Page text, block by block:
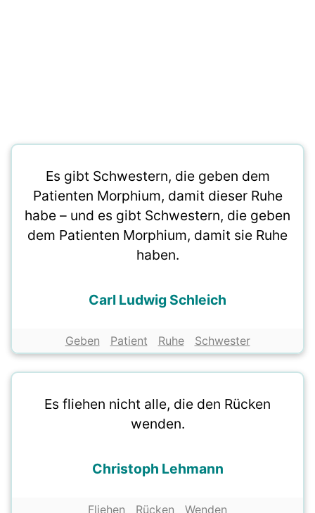
Es gibt Schwestern, die geben dem
Patienten Morphium, damit dieser Ruhe
habe – und es gibt Schwestern, die geben
dem Patienten Morphium, damit sie Ruhe
haben.
Carl Ludwig Schleich
Geben Patient Ruhe Schwester
Es fliehen nicht alle, die den Rücken
wenden.
Christoph Lehmann
Fliehen Rücken Wenden